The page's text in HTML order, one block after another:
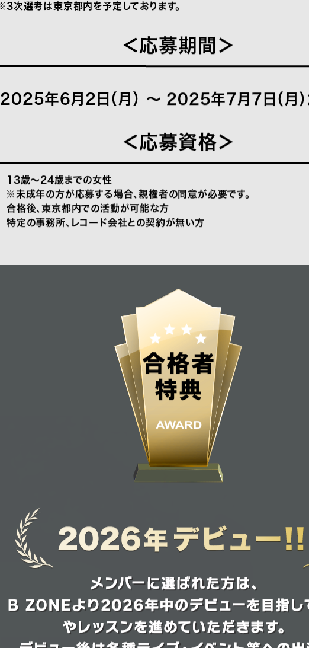
3次選考は東京都内を予定しております。
＜応募期間＞
2025年6月2日（月） 〜 2025年7月7日（月
＜応募資格＞
13歳〜24歳までの女性
※未成年の方が応募する場合、親権者の同意が必要です。
合格後、東京都内での活動が可能な方
特定の事務所、レコード会社との契約が無い方